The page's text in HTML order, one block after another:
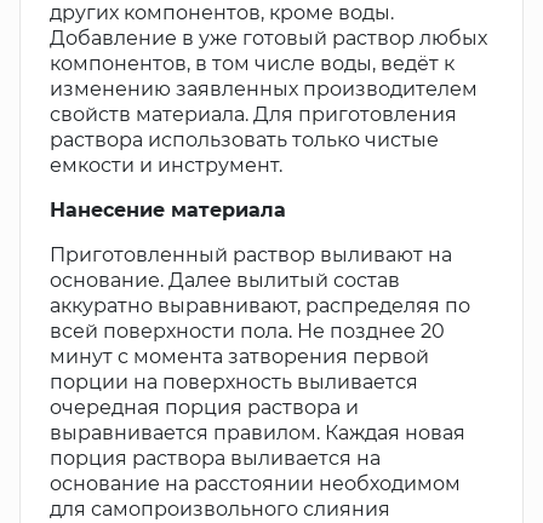
других компонентов, кроме воды.
Добавление в уже готовый раствор любых
компонентов, в том числе воды, ведёт к
изменению заявленных производителем
свойств материала. Для приготовления
раствора использовать только чистые
емкости и инструмент.
Нанесение материала
Приготовленный раствор выливают на
основание. Далее вылитый состав
аккуратно выравнивают, распределяя по
всей поверхности пола. Не позднее 20
минут с момента затворения первой
порции на поверхность выливается
очередная порция раствора и
выравнивается правилом. Каждая новая
порция раствора выливается на
основание на расстоянии необходимом
для самопроизвольного слияния